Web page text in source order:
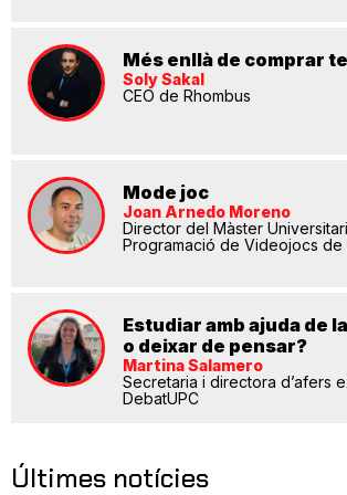
Més enllà de comprar
Soly Sakal
CEO de Rhombus
Mode joc
Joan Arnedo Moreno
Director del Màster
Programació de Videojocs de
Estudiar amb ajuda de
o deixar de pensar?
Martina Salamero
Secretaria i directora d’afers
DebatUPC
Últimes notícies